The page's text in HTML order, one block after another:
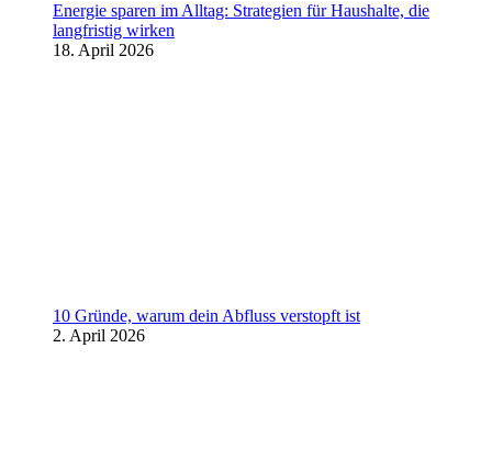
Energie sparen im Alltag: Strategien für Haushalte, die
langfristig wirken
18. April 2026
10 Gründe, warum dein Abfluss verstopft ist
2. April 2026